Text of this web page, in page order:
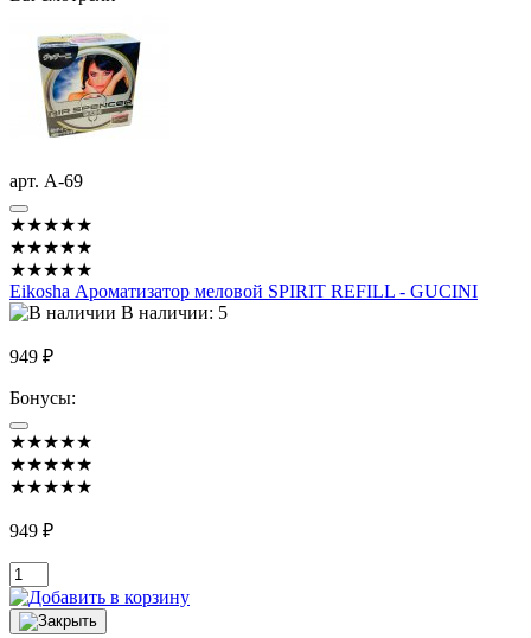
арт. A-69
★★★★★
★★★★★
★★★★★
Eikosha Ароматизатор меловой SPIRIT REFILL - GUCINI
В наличии: 5
949 ₽
Бонусы:
★★★★★
★★★★★
★★★★★
949 ₽